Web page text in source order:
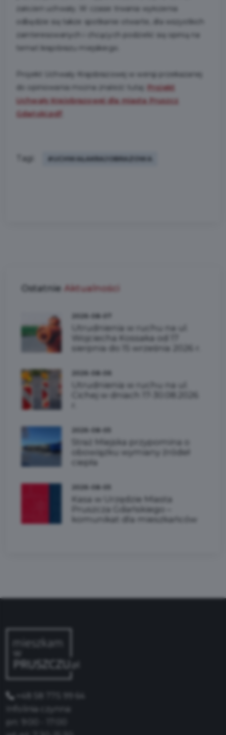
założeń uchwały. W czasie trwania wyłożenia
odbędzie się także spotkanie otwarte, dla wszystkich
zainteresowanych i chcących podzielić się opinią na
temat krajobrazu miejskiego.
Projekt Uchwały Krajobrazowej w wersji przekazanej
do opiniowania można znaleźć tutaj:
Projekt
Uchwały Krajobrazowej dla miasta Pruszcz
Gdański.pdf
Tagi: #UCHWAŁAKRAJOBRAZOWA
Ostatnie Aktualności
2026-08-07
Utrudnienia w ruchu na ul.
Wojciecha Kossaka od 17
sierpnia do 15 września 2026 r.
2026-08-06
Utrudnienia w ruchu na ul.
Cichej w dniach 17-30.08.2026
2026-08-05
Straż Miejska przypomina o
obowiązku wymiany źródeł
ciepła
2026-08-05
Kasa w Urzędzie Miasta
Pruszcza Gdańskiego –
komunikat dla mieszkańców
+48 58 775 99 64
Infolinia czynna: